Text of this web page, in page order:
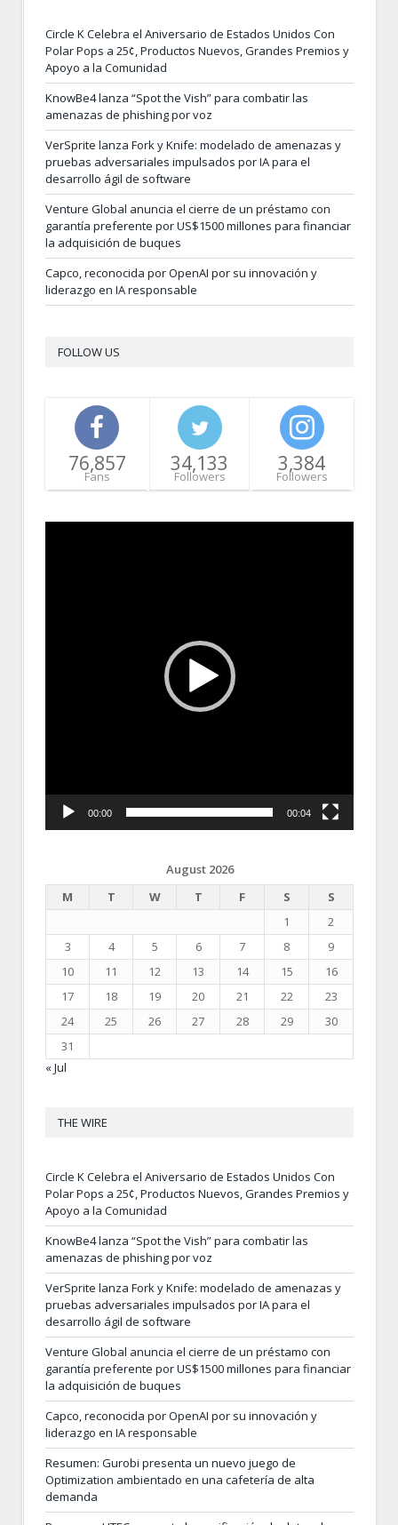
Circle K Celebra el Aniversario de Estados Unidos Con
Polar Pops a 25¢, Productos Nuevos, Grandes Premios y
Apoyo a la Comunidad
KnowBe4 lanza “Spot the Vish” para combatir las
amenazas de phishing por voz
VerSprite lanza Fork y Knife: modelado de amenazas y
pruebas adversariales impulsados por IA para el
desarrollo ágil de software
Venture Global anuncia el cierre de un préstamo con
garantía preferente por US$1500 millones para financiar
la adquisición de buques
Capco, reconocida por OpenAI por su innovación y
liderazgo en IA responsable
FOLLOW US
76,857
Fans
34,133
Followers
3,384
Followers
00:00 00:04
August 2026
M
T W T F S
S
1
2
3
4 5 6 7 8
9
10
11 12 13 14 15
16
17
18 19 20 21 22
23
24
25 26 27 28 29
30
31
« Jul
THE WIRE
Circle K Celebra el Aniversario de Estados Unidos Con
Polar Pops a 25¢, Productos Nuevos, Grandes Premios y
Apoyo a la Comunidad
KnowBe4 lanza “Spot the Vish” para combatir las
amenazas de phishing por voz
VerSprite lanza Fork y Knife: modelado de amenazas y
pruebas adversariales impulsados por IA para el
desarrollo ágil de software
Venture Global anuncia el cierre de un préstamo con
garantía preferente por US$1500 millones para financiar
la adquisición de buques
Capco, reconocida por OpenAI por su innovación y
liderazgo en IA responsable
Resumen: Gurobi presenta un nuevo juego de
Optimization ambientado en una cafetería de alta
demanda